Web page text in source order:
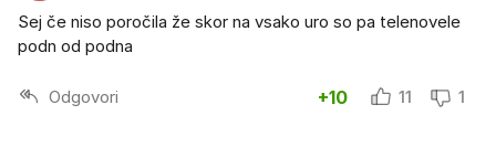
Sej če niso poročila že skor na vsako uro so pa telenovele
podn od podna
Odgovori +10 11 1